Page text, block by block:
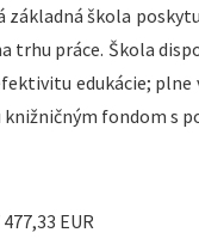
škola
trhu práce. Škola
edukácie;
knižničným fondom s
EUR